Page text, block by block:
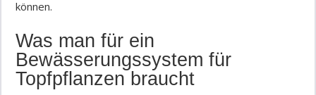
können.
Was man für ein
Bewässerungssystem für
Topfpflanzen braucht